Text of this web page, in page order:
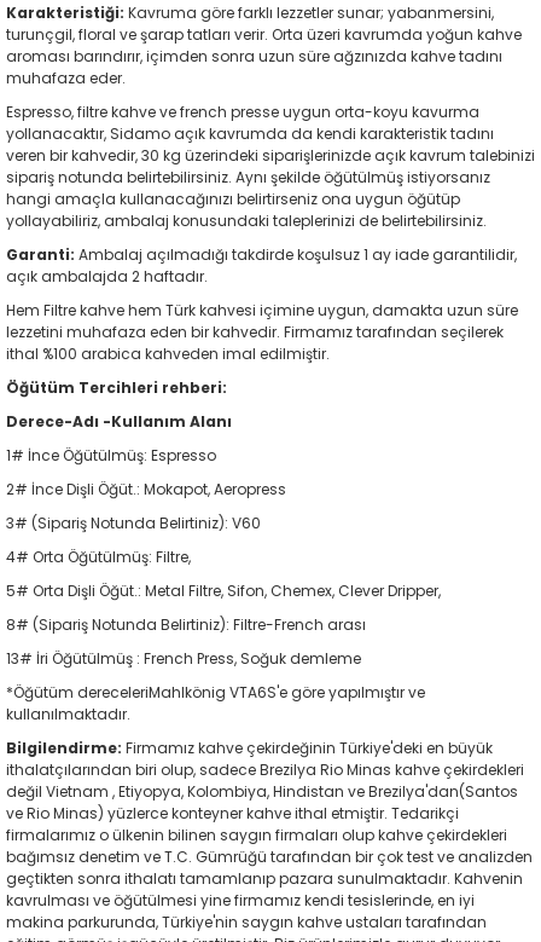
Karakteristiği: Kavruma göre farklı lezzetler sunar; yabanmersini,
turunçgil, floral ve şarap tatları verir. Orta üzeri kavrumda yoğun kahve
aroması barındırır, içimden sonra uzun süre ağzınızda kahve tadını
muhafaza eder.
Espresso, filtre kahve ve french presse uygun orta-koyu kavurma
yollanacaktır, Sidamo açık kavrumda da kendi karakteristik tadını
veren bir kahvedir, 30 kg üzerindeki siparişlerinizde açık kavrum talebinizi
sipariş notunda belirtebilirsiniz. Aynı şekilde öğütülmüş istiyorsanız
hangi amaçla kullanacağınızı belirtirseniz ona uygun öğütüp
yollayabiliriz, ambalaj konusundaki taleplerinizi de belirtebilirsiniz.
Garanti: Ambalaj açılmadığı takdirde koşulsuz 1 ay iade garantilidir,
açık ambalajda 2 haftadır.
Hem Filtre kahve hem Türk kahvesi içimine uygun, damakta uzun süre
lezzetini muhafaza eden bir kahvedir. Firmamız tarafından seçilerek
ithal %100 arabica kahveden imal edilmiştir.
Öğütüm Tercihleri rehberi:
Derece-Adı -Kullanım Alanı
1# İnce Öğütülmüş: Espresso
2# İnce Dişli Öğüt.: Mokapot, Aeropress
3# (Sipariş Notunda Belirtiniz): V60
4# Orta Öğütülmüş: Filtre,
5# Orta Dişli Öğüt.: Metal Filtre, Sifon, Chemex, Clever Dripper,
8# (Sipariş Notunda Belirtiniz): Filtre-French arası
13# İri Öğütülmüş : French Press, Soğuk demleme
*Öğütüm dereceleriMahlkönig VTA6S'e göre yapılmıştır ve
kullanılmaktadır.
Bilgilendirme: Firmamız kahve çekirdeğinin Türkiye'deki en büyük
ithalatçılarından biri olup, sadece Brezilya Rio Minas kahve çekirdekleri
değil Vietnam , Etiyopya, Kolombiya, Hindistan ve Brezilya'dan(Santos
ve Rio Minas) yüzlerce konteyner kahve ithal etmiştir. Tedarikçi
firmalarımız o ülkenin bilinen saygın firmaları olup kahve çekirdekleri
bağımsız denetim ve T.C. Gümrüğü tarafından bir çok test ve analizden
geçtikten sonra ithalatı tamamlanıp pazara sunulmaktadır. Kahvenin
kavrulması ve öğütülmesi yine firmamız kendi tesislerinde, en iyi
makina parkurunda, Türkiye'nin saygın kahve ustaları tarafından